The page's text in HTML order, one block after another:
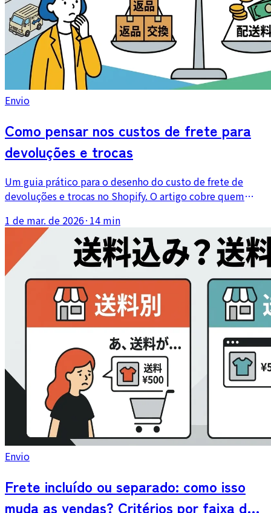
Envio
Como pensar nos custos de frete para
devoluções e trocas
Um guia prático para o desenho do custo de frete de
devoluções e trocas no Shopify. O artigo cobre quem
preço e como reduzir o trabalho operacional do reenvio.
1 de mar. de 2026· 14 min
Envio
Frete incluído ou separado: como isso
muda as vendas? Critérios por faixa de